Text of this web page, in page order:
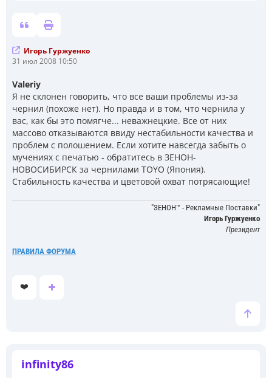
С
б
щ
е
н
и
е
Игорь Гуржуенко
31 июл 2008 10:50
Valeriy
Я не склонен говорить, что все ваши проблемы из-за
чернил (похоже нет). Но правда и в том, что чернила у
вас, как бы это помягче... неважнецкие. Все от них
массово отказываются ввиду нестабильности качества и
проблем с полошением. Если хотите навсегда забыть о
мучениях с печатью - обратитесь в ЗЕНОН-
НОВОСИБИРСК за чернилами TOYO (Япония).
Стабильность качества и цветовой охват потрясающие!
"ЗЕНОН™ - Рекламные Поставки"
Игорь Гуржуенко
Президент
ПРАВИЛА ФОРУМА
❤️
infinity86